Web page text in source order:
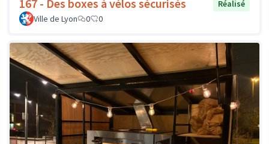
167 - Des boxes à vélos sécurisés
Réalisé
Ville de Lyon
0 0